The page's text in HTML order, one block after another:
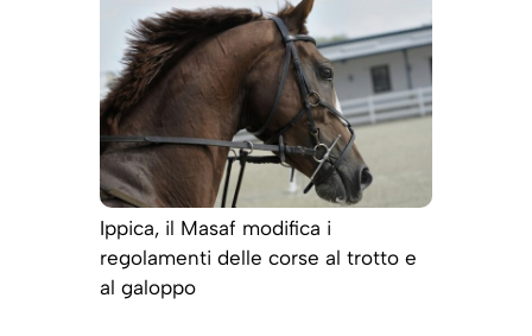
Ippica, il Masaf modifica i
regolamenti delle corse al trotto e
al galoppo